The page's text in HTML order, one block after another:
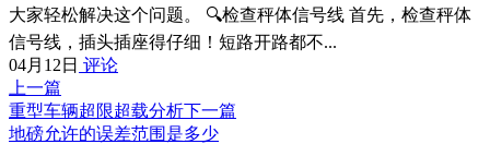
大家轻松解决这个问题。 🔍检查秤体信号线 首先，检查秤体
信号线，插头插座得仔细！短路开路都不...
04月12日 评论
上一篇
重型车辆超限超载分析下一篇
地磅允许的误差范围是多少